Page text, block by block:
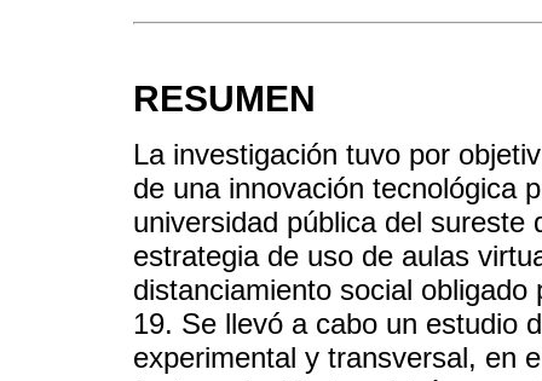
RESUMEN
La investigación tuvo por
de una innovación tecnológica
universidad pública del
estrategia de uso de aulas
distanciamiento social
19. Se llevó a cabo un estudio
experimental y transversal, en